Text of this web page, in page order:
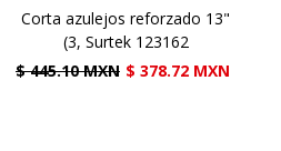
Corta azulejos reforzado 13"
(3, Surtek 123162
$ 445.10 MXN $ 378.72 MXN